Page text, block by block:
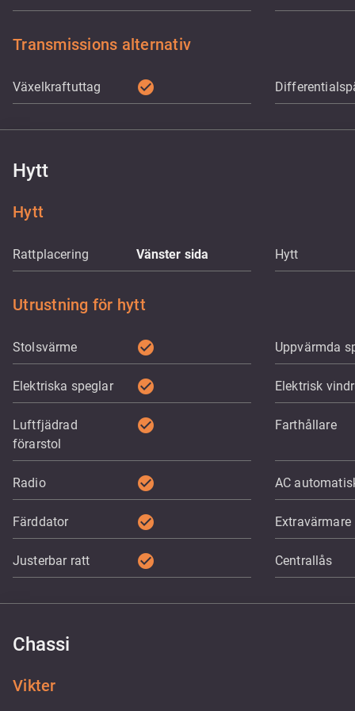
Transmissions alternativ
Växelkraftuttag check_circle
Hytt
Hytt
Rattplacering Vänster sida Hytt
Utrustning för hytt
Stolsvärme check_circle Uppvärmda
Elektriska speglar check_circle Elektrisk
Luftfjädrad
förarstol
check_circle Farthållare
Radio check_circle AC
Färddator check_circle Extravärmare
Justerbar ratt check_circle Centrallås
Chassi
Vikter